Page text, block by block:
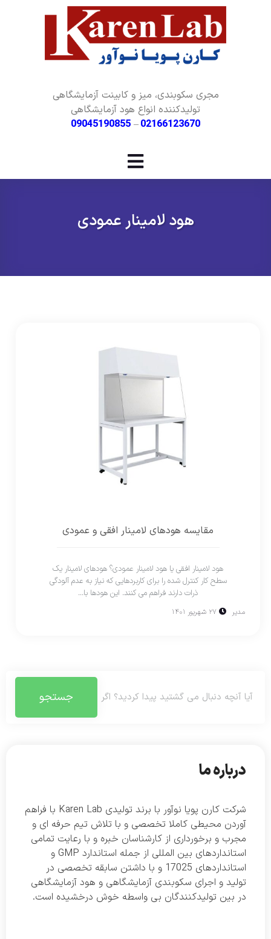
مجری سکوبندی، میز و کابینت آزمایشگاهی
تولیدکننده انواع هود آزمایشگاهی
02166123670
–
09045190855
هود لامینار عمودی
مقایسه هودهای لامینار افقی و عمودی
هود لامینار افقی یا هود لامینار عمودی؟ هودهای لامینار یک
سطح کار کنترل شده را برای کاربردهایی که نیاز به عدم آلودگی
ذرات دارند فراهم می کنند. این هودها با...
مدیر ۲۷ شهریور ۱۴۰۱
جستجو
درباره ما
شرکت کارن پویا نوآور با برند تولیدی Karen Lab با فراهم
آوردن محیطی کاملا تخصصی و با تلاش تیم حرفه ای و
مجرب و برخورداری از کارشناسان خبره و با رعایت تمامی
استانداردهای بین المللی از جمله استاندارد GMP و
استانداردهای 17025 و با داشتن سابقه تخصصی در
تولید و اجرای سکوبندی آزمایشگاهی و هود آزمایشگاهی
در بین تولیدکنندگان بی واسطه خوش درخشیده است.